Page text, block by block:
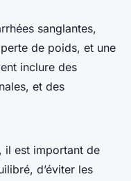
sanglantes,
de poids, et une
inclure des
et des
il est important de
d’éviter les